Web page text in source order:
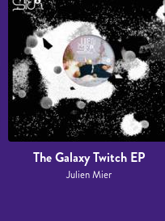
The Galaxy Twitch EP
Julien Mier